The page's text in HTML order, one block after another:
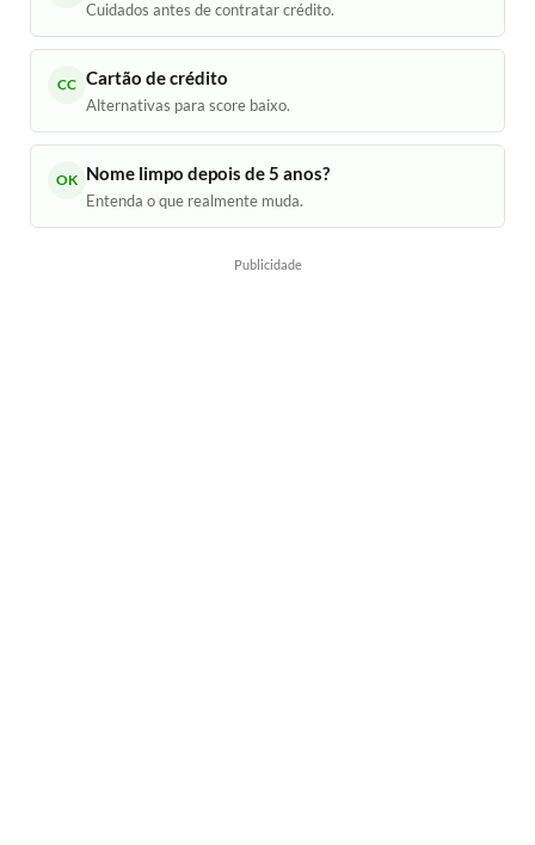
Cuidados antes de contratar crédito.
CC Cartão de crédito
Alternativas para score baixo.
OK Nome limpo depois de 5 anos?
Entenda o que realmente muda.
Publicidade